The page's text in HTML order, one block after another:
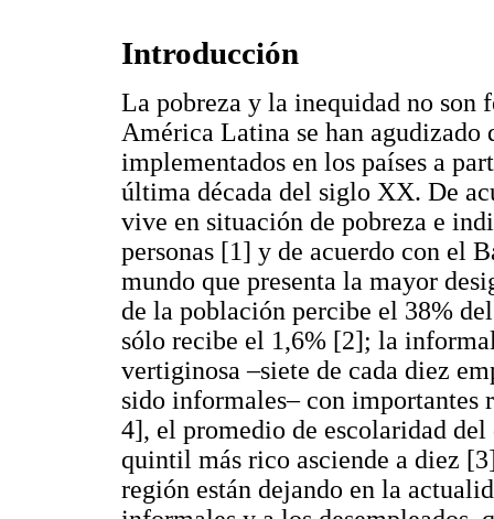
Introducción
La pobreza y la inequidad no son
América Latina se han agudizado
implementados en los países a
última década del siglo XX. De
vive en situación de pobreza e
personas [1] y de acuerdo con el
mundo que presenta la mayor
de la población percibe el 38%
sólo recibe el 1,6% [2]; la
vertiginosa –siete de cada diez
sido informales– con importantes
4], el promedio de escolaridad
quintil más rico asciende a diez
región están dejando en la